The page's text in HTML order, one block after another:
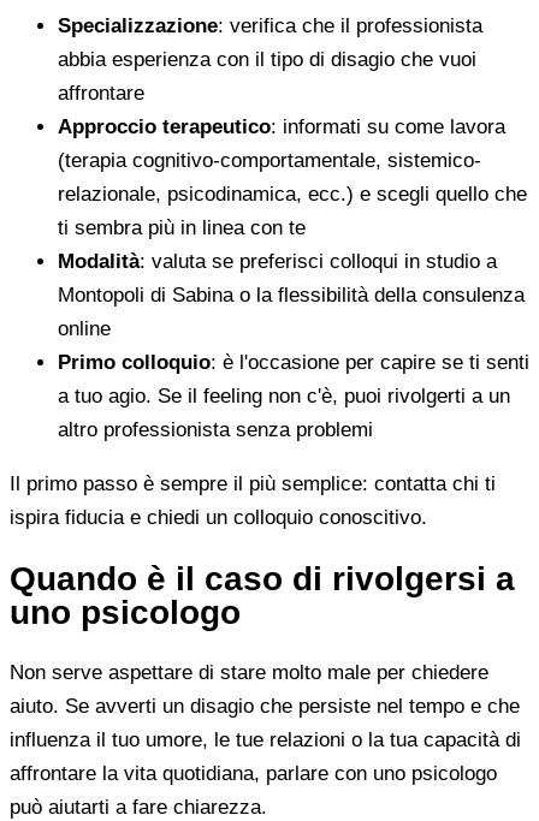
Specializzazione: verifica che il professionista
abbia esperienza con il tipo di disagio che vuoi
affrontare
Approccio terapeutico: informati su come lavora
(terapia cognitivo-comportamentale, sistemico-
relazionale, psicodinamica, ecc.) e scegli quello che
ti sembra più in linea con te
Modalità: valuta se preferisci colloqui in studio a
Montopoli di Sabina o la flessibilità della consulenza
online
Primo colloquio: è l'occasione per capire se ti senti
a tuo agio. Se il feeling non c'è, puoi rivolgerti a un
altro professionista senza problemi
Il primo passo è sempre il più semplice: contatta chi ti
ispira fiducia e chiedi un colloquio conoscitivo.
Quando è il caso di rivolgersi a
uno psicologo
Non serve aspettare di stare molto male per chiedere
aiuto. Se avverti un disagio che persiste nel tempo e che
influenza il tuo umore, le tue relazioni o la tua capacità di
affrontare la vita quotidiana, parlare con uno psicologo
può aiutarti a fare chiarezza.